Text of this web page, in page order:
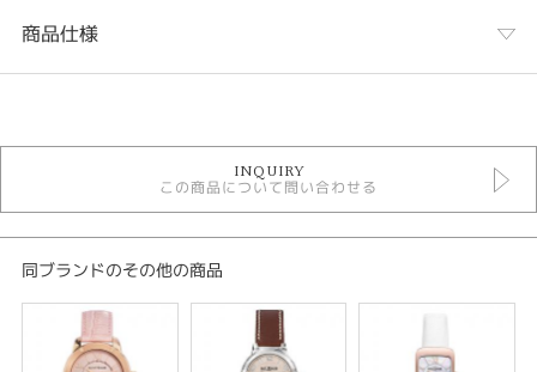
商品仕様
時計
その他文字盤
レディースウォッチ
レディース 腕時計
腕時計
SAINTHONORE
INQUIRY
この商品について問い合わせる
同ブランドのその他の商品